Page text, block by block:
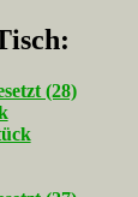
(28)